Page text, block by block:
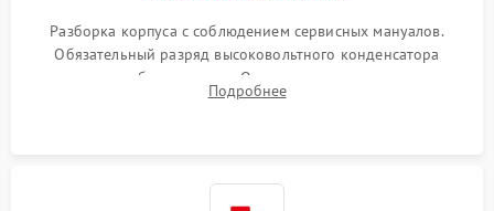
Разборка корпуса с соблюдением сервисных мануалов.
Обязательный разряд высоковольтного конденсатора
вспышки для безопасности. Очистка внутренних узлов от
пыли, песка и следов влаги с помощью спецсредств.
Подробнее